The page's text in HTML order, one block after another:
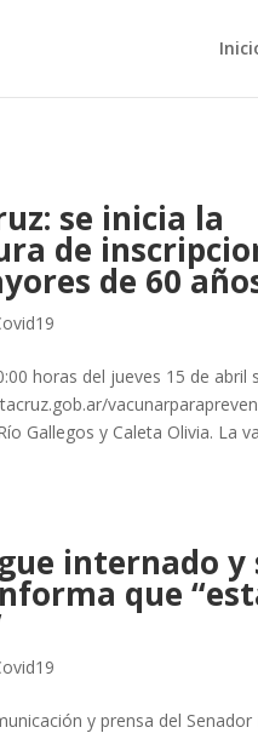
se inicia la
de
de 60
horas del jueves 15 de abril
Gallegos y Caleta Olivia. La
internado y
que
y prensa del Senador